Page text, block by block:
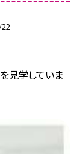
見学していま